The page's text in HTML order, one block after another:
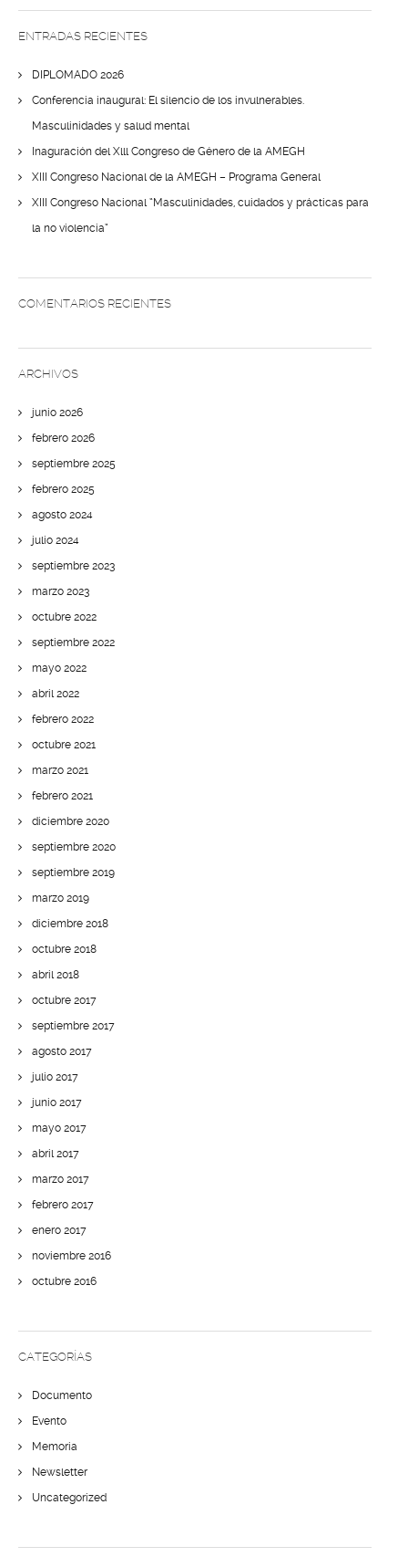
ENTRADAS RECIENTES
DIPLOMADO 2026
Conferencia inaugural: El silencio de los invulnerables.
Masculinidades y salud mental
Inaguración del Xlll Congreso de Género de la AMEGH
XIII Congreso Nacional de la AMEGH – Programa General
XIII Congreso Nacional “Masculinidades, cuidados y prácticas para
la no violencia”
COMENTARIOS RECIENTES
ARCHIVOS
junio 2026
febrero 2026
septiembre 2025
febrero 2025
agosto 2024
julio 2024
septiembre 2023
marzo 2023
octubre 2022
septiembre 2022
mayo 2022
abril 2022
febrero 2022
octubre 2021
marzo 2021
febrero 2021
diciembre 2020
septiembre 2020
septiembre 2019
marzo 2019
diciembre 2018
octubre 2018
abril 2018
octubre 2017
septiembre 2017
agosto 2017
julio 2017
junio 2017
mayo 2017
abril 2017
marzo 2017
febrero 2017
enero 2017
noviembre 2016
octubre 2016
CATEGORÍAS
Documento
Evento
Memoria
Newsletter
Uncategorized